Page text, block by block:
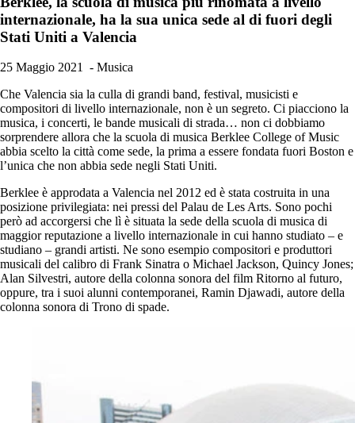
internazionale, ha la sua unica sede al di fuori degli
Stati Uniti a Valencia
25 Maggio 2021 - Musica
Che Valencia sia la culla di grandi band, festival, musicisti e
compositori di livello internazionale, non è un segreto. Ci piacciono la
musica, i concerti, le bande musicali di strada… non ci dobbiamo
sorprendere allora che la scuola di musica Berklee College of Music
abbia scelto la città come sede, la prima a essere fondata fuori Boston e
l’unica che non abbia sede negli Stati Uniti.
Berklee è approdata a Valencia nel 2012 ed è stata costruita in una
posizione privilegiata: nei pressi del Palau de Les Arts. Sono pochi
però ad accorgersi che lì è situata la sede della scuola di musica di
maggior reputazione a livello internazionale in cui hanno studiato – e
studiano – grandi artisti. Ne sono esempio compositori e produttori
musicali del calibro di Frank Sinatra o Michael Jackson, Quincy Jones;
Alan Silvestri, autore della colonna sonora del film Ritorno al futuro,
oppure, tra i suoi alunni contemporanei, Ramin Djawadi, autore della
colonna sonora di Trono di spade.